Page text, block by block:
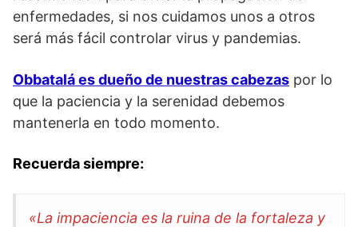
enfermedades, si nos cuidamos unos a otros
será más fácil controlar virus y pandemias.
Obbatalá es dueño de nuestras cabezas por lo
que la paciencia y la serenidad debemos
mantenerla en todo momento.
Recuerda siempre:
«La impaciencia es la ruina de la fortaleza y